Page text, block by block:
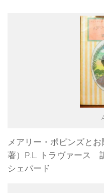
メアリー・ポピンズと
著）P.L. トラヴァース
シェパード